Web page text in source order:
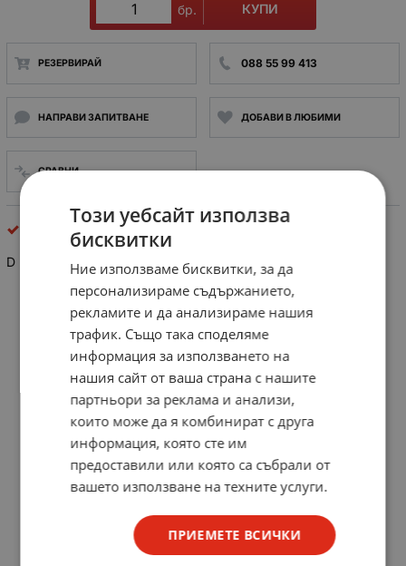
бр. КУПИ
РЕЗЕРВИРАЙ 088 55 99 413
НАПРАВИ ЗАПИТВАНЕ ДОБАВИ В ЛЮБИМИ
СРАВНИ
интегрални схеми
D 210 D
Този уебсайт използва
бисквитки
Ние използваме бисквитки, за да
персонализираме съдържанието,
рекламите и да анализираме нашия
трафик. Също така споделяме
информация за използването на
нашия сайт от ваша страна с нашите
партньори за реклама и анализи,
които може да я комбинират с друга
информация, която сте им
предоставили или която са събрали от
вашето използване на техните услуги.
ПРИЕМЕТЕ ВСИЧКИ